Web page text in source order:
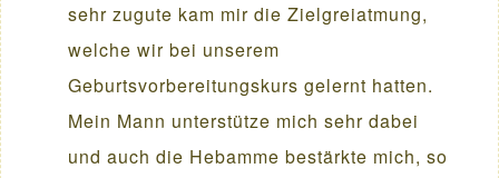
sehr zugute kam mir die Zielgreiatmung,
welche wir bei unserem
Geburtsvorbereitungskurs gelernt hatten.
Mein Mann unterstütze mich sehr dabei
und auch die Hebamme bestärkte mich, so